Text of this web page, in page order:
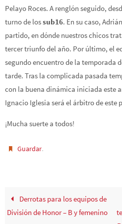
Pelayo Roces. A renglón seguido,
turno de lossub16. En su caso,
partido, en dónde nuestros chicos
tercer triunfo del año. Por último, el
segundo encuentro de la temporada
tarde. Tras la complicada pasada
con la buena dinámica iniciada este
Ignacio Iglesia será el árbitro de este
¡Mucha suerte a todos!
Guardar.
Derrotas para los equipos de
División de Honor – B y femenino